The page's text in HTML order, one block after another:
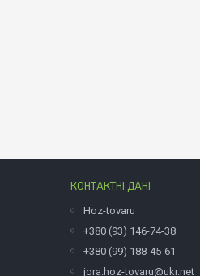
КОНТАКТНІ ДАНІ
Hoz-tovaru
+380 (93) 146-74-38
+380 (99) 188-45-61
jora.hoz-tovaru@ukr.net